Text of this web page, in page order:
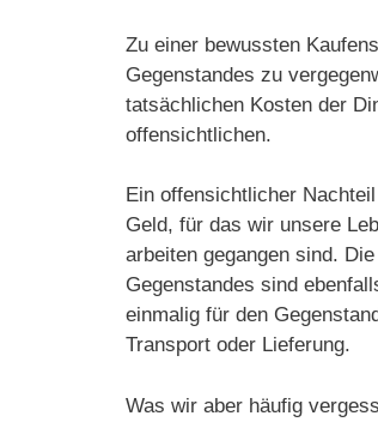
Zu einer bewussten
Gegenstandes zu
tatsächlichen Kosten der
offensichtlichen.
Ein offensichtlicher
Geld, für das wir unsere
arbeiten gegangen sind.
Gegenstandes sind
einmalig für den
Transport oder Lieferung.
Was wir aber häufig